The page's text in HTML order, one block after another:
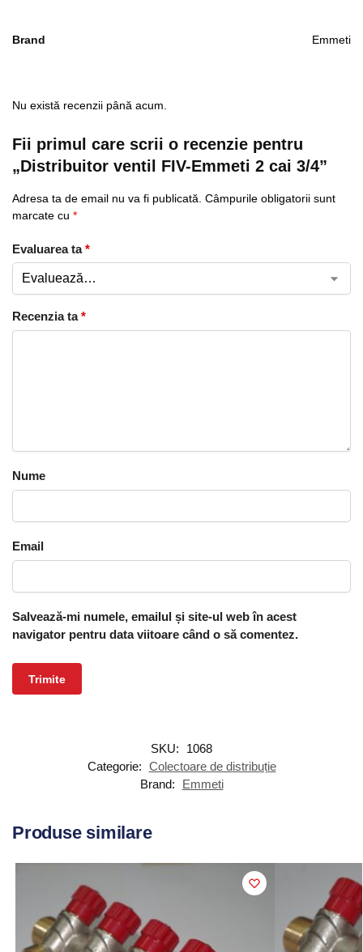
Brand Emmeti
Nu există recenzii până acum.
Fii primul care scrii o recenzie pentru
„Distribuitor ventil FIV-Emmeti 2 cai 3/4”
Adresa ta de email nu va fi publicată. Câmpurile obligatorii sunt
marcate cu *
Evaluarea ta*
Recenzia ta*
Nume
Email
Salvează-mi numele, emailul și site-ul web în acest
navigator pentru data viitoare când o să comentez.
SKU:
1068
Categorie: Colectoare de distribuție
Brand:
Emmeti
Produse similare